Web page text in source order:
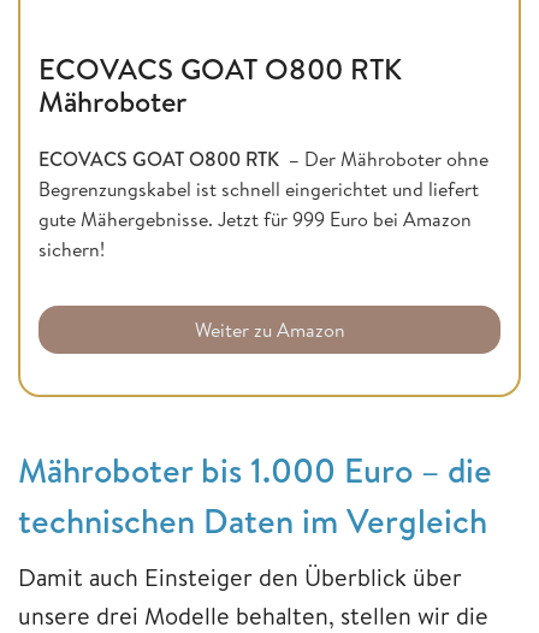
ECOVACS GOAT O800 RTK
Mähroboter
ECOVACS GOAT O800 RTK – Der Mähroboter ohne
Begrenzungskabel ist schnell eingerichtet und liefert
gute Mähergebnisse. Jetzt für 999 Euro bei Amazon
sichern!
Weiter zu Amazon
Mähroboter bis 1.000 Euro – die
technischen Daten im Vergleich
Damit auch Einsteiger den Überblick über
unsere drei Modelle behalten, stellen wir die